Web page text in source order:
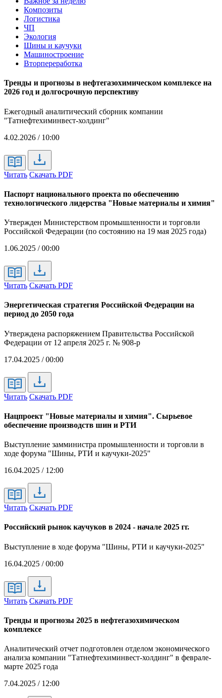
Композиты
Логистика
ЧП
Экология
Шины и каучуки
Машиностроение
Вторпереработка
Тренды и прогнозы в нефтегазохимическом комплексе на
2026 год и долгосрочную перспективу
Ежегодный аналитический сборник компании
"Татнефтехиминвест-холдинг"
4.02.2026 / 10:00
Читать Скачать PDF
Паспорт национального проекта по обеспечению
технологического лидерства "Новые материалы и химия"
Утвержден Министерством промышленности и торговли
Российской Федерации (по состоянию на 19 мая 2025 года)
1.06.2025 / 00:00
Читать Скачать PDF
Энергетическая стратегия Российской Федерации на
период до 2050 года
Утверждена распоряжением Правительства Российской
Федерации от 12 апреля 2025 г. № 908-р
17.04.2025 / 00:00
Читать Скачать PDF
Нацпроект "Новые материалы и химия". Сырьевое
обеспечение производств шин и РТИ
Выступление замминистра промышленности и торговли в
ходе форума "Шины, РТИ и каучуки-2025"
16.04.2025 / 12:00
Читать Скачать PDF
Российский рынок каучуков в 2024 - начале 2025 гг.
Выступление в ходе форума "Шины, РТИ и каучуки-2025"
16.04.2025 / 00:00
Читать Скачать PDF
Тренды и прогнозы 2025 в нефтегазохимическом
комплексе
Аналитический отчет подготовлен отделом экономического
анализа компании "Татнефтехиминвест-холдинг" в феврале-
марте 2025 года
7.04.2025 / 12:00